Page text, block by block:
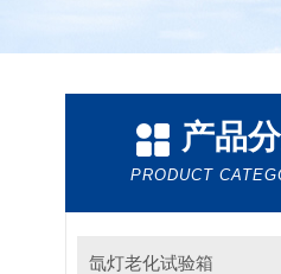
产品
PRODUCT
氙灯老化试验箱